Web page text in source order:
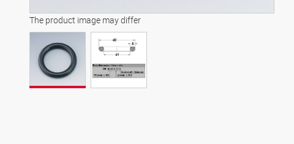
The product image may differ